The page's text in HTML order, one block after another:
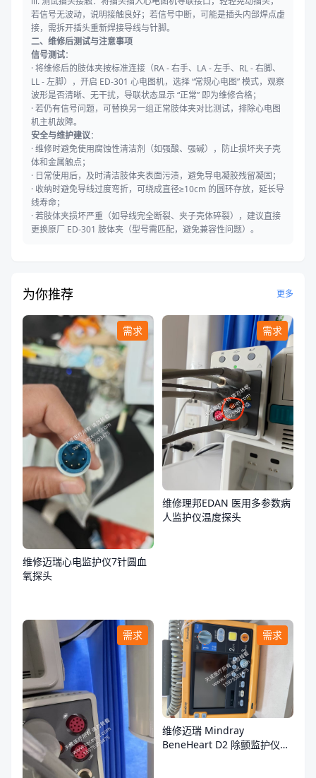
若信号无波动，说明接触良好；若信号中断，可能是插头内部焊点虚
接，需拆开插头重新焊接导线与针脚。
二、维修后测试与注意事项
信号测试：
· 将维修后的肢体夹按标准连接（RA - 右手、LA - 左手、RL - 右脚、
LL - 左脚），开启 ED-301 心电图机，选择 “常规心电图” 模式，观察
波形是否清晰、无干扰，导联状态显示 “正常” 即为维修合格；
· 若仍有信号问题，可替换另一组正常肢体夹对比测试，排除心电图
机主机故障。
安全与维护建议：
· 维修时避免使用腐蚀性清洁剂（如强酸、强碱），防止损坏夹子壳
体和金属触点；
· 日常使用后，及时清洁肢体夹表面污渍，避免导电凝胶残留凝固；
· 收纳时避免导线过度弯折，可绕成直径≥10cm 的圆环存放，延长导
线寿命；
· 若肢体夹损坏严重（如导线完全断裂、夹子壳体碎裂），建议直接
更换原厂 ED-301 肢体夹（型号需匹配，避免兼容性问题）。
为你推荐 更多
需求
维修迈瑞心电监护仪7针圆血
氧探头
需求
维修理邦EDAN 医用多参数病
人监护仪温度探头
需求 需求
维修迈瑞 Mindray
BeneHeart D2 除颤监护仪故